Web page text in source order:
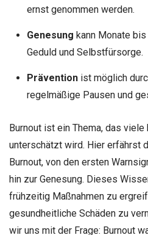
ernst genommen werden.
Genesung kann Monate
Geduld und Selbstfürsorge.
Präventionist möglich
regelmäßige Pausen und
Burnout ist ein Thema, das
unterschätzt wird. Hier erfährst
Burnout, von den ersten
hin zur Genesung. Dieses
frühzeitig Maßnahmen zu
gesundheitliche Schäden zu
wir uns mit der Frage: Burnout